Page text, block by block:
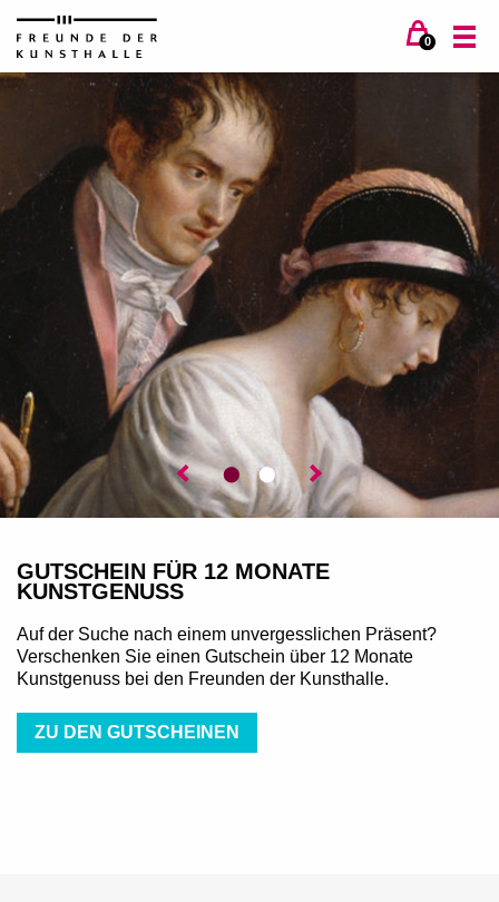
0
GUTSCHEIN FÜR 12 MONATE
KUNSTGENUSS
Auf der Suche nach einem unvergesslichen Präsent?
Verschenken Sie einen Gutschein über 12 Monate
Kunstgenuss bei den Freunden der Kunsthalle.
ZU DEN GUTSCHEINEN
⬤ ⬤